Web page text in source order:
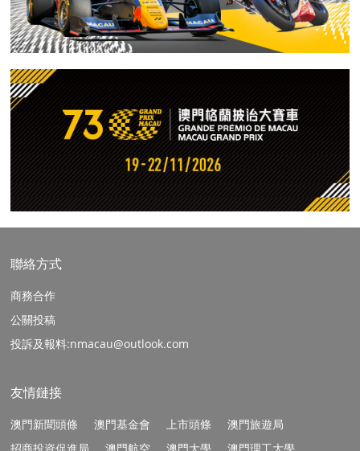
聯絡方式
商務合作
公關投稿
投訴及報料:nmacau@outlook.com
友情鏈接
澳門新聞頭條 澳門基金會 上市頭條
澳門旅遊局